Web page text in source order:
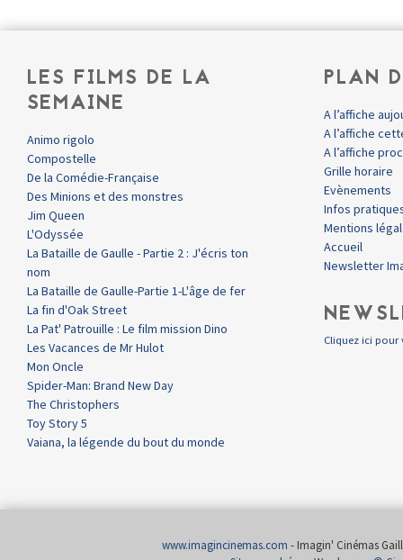
LES FILMS DE LA
SEMAINE
Animo rigolo
Compostelle
De la Comédie-Française
Des Minions et des monstres
Jim Queen
L'Odyssée
La Bataille de Gaulle - Partie 2 : J'écris ton
nom
La Bataille de Gaulle-Partie 1-L'âge de fer
La fin d'Oak Street
La Pat' Patrouille : Le film mission Dino
Les Vacances de Mr Hulot
Mon Oncle
Spider-Man: Brand New Day
The Christophers
Toy Story 5
Vaiana, la légende du bout du monde
PLAN
A l’affiche
A l’affiche
A l’affiche
Grille horaire
Evènements
Infos
Mentions
Accueil
Newsletter
Cliquez ici pour
www.imagincinemas.com - Imagin' Cinémas